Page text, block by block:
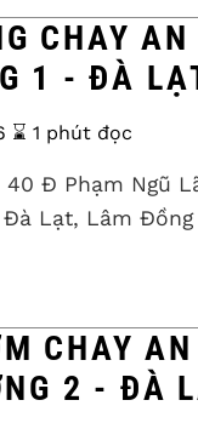
CHAY
1 - ĐÀ
⌛️ 1 phút đọc
Đ Phạm Ngũ
Lạt, Lâm Đồng
CHAY
2 - ĐÀ